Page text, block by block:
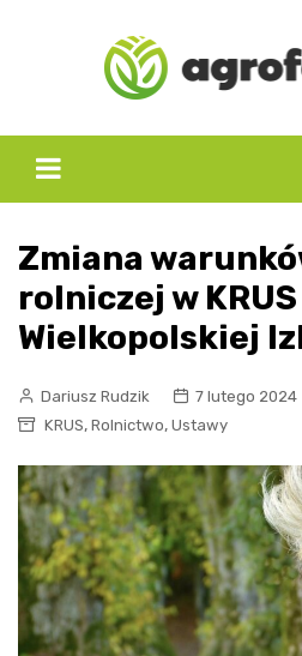
Zmiana
rolniczej w
Wielkopolskiej
Dariusz Rudzik
7 lutego 2024
KRUS, Rolnictwo, Ustawy